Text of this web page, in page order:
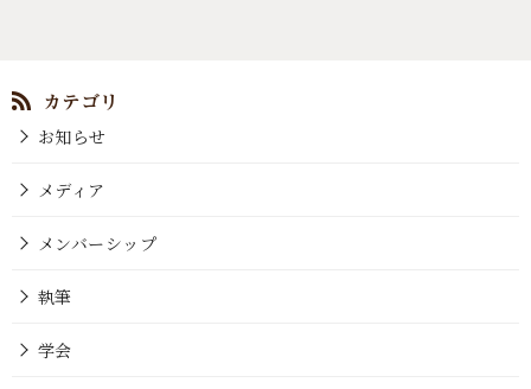
お知らせ
メディア
メンバーシップ
執筆
学会